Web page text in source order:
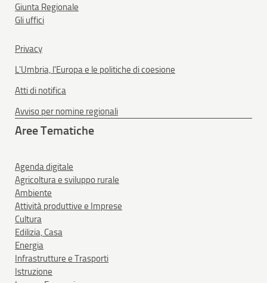
Giunta Regionale
Gli uffici
Privacy
L'Umbria, l'Europa e le politiche di coesione
Atti di notifica
Avviso per nomine regionali
Aree Tematiche
Agenda digitale
Agricoltura e sviluppo rurale
Ambiente
Attività produttive e Imprese
Cultura
Edilizia, Casa
Energia
Infrastrutture e Trasporti
Istruzione